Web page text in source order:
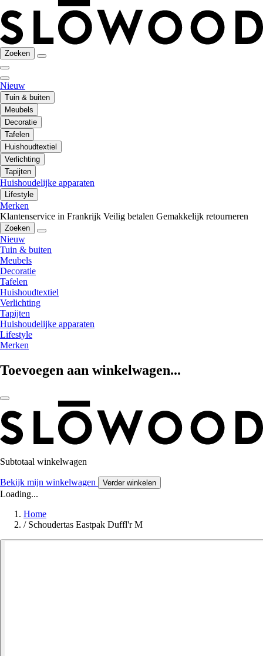
Zoeken
Nieuw
Tuin & buiten
Meubels
Decoratie
Tafelen
Huishoudtextiel
Verlichting
Tapijten
Huishoudelijke apparaten
Lifestyle
Merken
Klantenservice in Frankrijk Veilig betalen Gemakkelijk retourneren
Zoeken
Nieuw
Tuin & buiten
Meubels
Decoratie
Tafelen
Huishoudtextiel
Verlichting
Tapijten
Huishoudelijke apparaten
Lifestyle
Merken
Toevoegen aan winkelwagen...
Subtotaal winkelwagen
Bekijk mijn winkelwagen Verder winkelen
Loading...
Home
/ Schoudertas Eastpak Duffl'r M